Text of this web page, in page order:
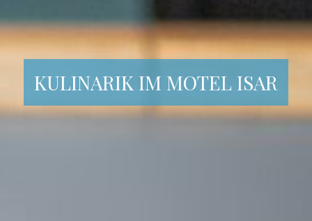
KULINARIK IM MOTEL ISAR